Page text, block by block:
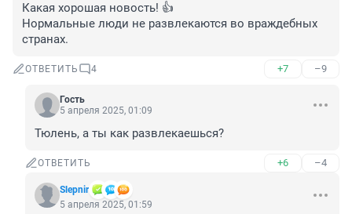
Какая хорошая новость! 👍
Нормальные люди не развлекаются во враждебных
странах.
ОТВЕТИТЬ 4 +7 –9
Гость
5 апреля 2025, 01:09
Тюлень, а ты как развлекаешься?
ОТВЕТИТЬ +6 –4
Slepnir
5 апреля 2025, 01:59